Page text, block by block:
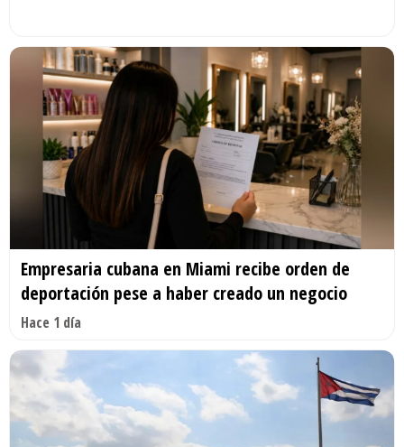
Empresaria cubana en Miami recibe orden de
deportación pese a haber creado un negocio
Hace 1 día